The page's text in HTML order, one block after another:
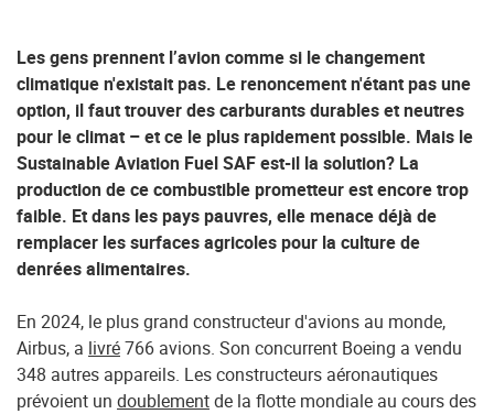
Les gens prennent l’avion comme si le changement
climatique n'existait pas. Le renoncement n'étant pas une
option, il faut trouver des carburants durables et neutres
pour le climat – et ce le plus rapidement possible. Mais le
Sustainable Aviation Fuel SAF est-il la solution? La
production de ce combustible prometteur est encore trop
faible. Et dans les pays pauvres, elle menace déjà de
remplacer les surfaces agricoles pour la culture de
denrées alimentaires.
En 2024, le plus grand constructeur d'avions au monde,
Airbus, a livré766 avions. Son concurrent Boeing a vendu
348 autres appareils. Les constructeurs aéronautiques
prévoient un doublementde la flotte mondiale au cours des